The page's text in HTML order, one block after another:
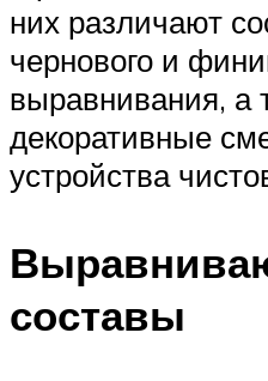
них различают
чернового и
выравнивания, а
декоративные
устройства
составы